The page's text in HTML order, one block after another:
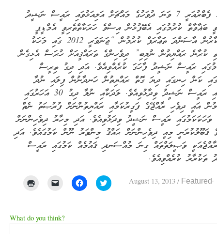
2013 ފެބްރުއަރީ 7 ވަނަ ދުވަހުގެ މައްޗަށް އަލިއަޅުވައި ރައީސް ނަޝީދު
ބަޣާވާތް ކުރުމުގައި އެބޭފުޅުން އިސްވެ ހަރަކާތްތެރިވީ އެމްޑީޕީ
ސަރުކާރުން އާސަންދަ ތަަޢާރަފް ކުރުމުން “ޖަނަވަރީ 2012 ގައި މަހަކު
ކުރާނެ ރައްޔިތުން ނުލިބި” ދިވެހިންގެ ތަރައްޤީއަށް ހުރަސް އެޅިގެން
ރައީސް ނަޝީދު ފާހަގަ ކުރެއްވިއެވެ. އަދި ދިގު ތިރީސް
ކަން ހިނގައި ދިޔަ ގޮތް ރައްޔިތުން ހަނދާނުން ފިލައި ނުދާ
ކަމުގައި ރައީސް ނަޝީދު ވިދާޅުވިއެވެ. ލަދަކާއި ނުލާ ދިގު 30 އަހަރުގައި
އައީ ދިވެހި ރާއްޖޭގެ ފަގީރުކަމާއި ރައްޔިތުންނަށް ފުރުޞަތު ނެތް
ވަހަކަކަމުގައި ރައީސް ނަޝީދު ވިދަޅުވިއެވެ. އަދި މިހާރު ދިވެހިންނަށް
ޤަބޫލުކުރަނީ މިއީ ދިވެހިންނަށް ޙައްޤު މިންވަރު ނޫން ކަމުގައެވެ. އަދި
ވަޞީލަތްތައް ގިނަ މުއްސަނދި ޤައުމެއް ކަމުގައި ރައީސް
ތަކުރާރު ކުރެއްވިއެވެ.
Click
to
new
Click
to
new
a
friend
window)
August 13, 2013 / Featured
What do you think?